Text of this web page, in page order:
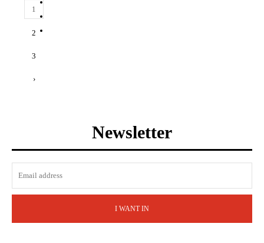
1
2
3
›
Newsletter
I WANT IN